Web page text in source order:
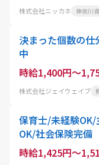
株式会社ニッカネ 神奈川
決まった個数の
中
時給1,400円～
株式会社ジェイウェイブ
保育士/未経験
OK/社会保険完備
時給1,425円～